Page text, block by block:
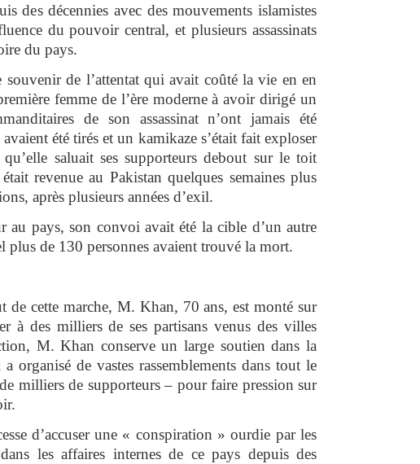
des décennies avec des mouvements islamistes
du pouvoir central, et plusieurs assassinats
du pays.
souvenir de l’attentat qui avait coûté la vie en en
femme de l’ère moderne à avoir dirigé un
de son assassinat n’ont jamais été
été tirés et un kamikaze s’était fait exploser
saluait ses supporteurs debout sur le toit
revenue au Pakistan quelques semaines plus
après plusieurs années d’exil.
au pays, son convoi avait été la cible d’un autre
plus de 130 personnes avaient trouvé la mort.
de cette marche, M. Khan, 70 ans, est monté sur
à des milliers de ses partisans venus des villes
M. Khan conserve un large soutien dans la
organisé de vastes rassemblements dans tout le
milliers de supporteurs – pour faire pression sur
d’accuser une « conspiration » ourdie par les
les affaires internes de ce pays depuis des